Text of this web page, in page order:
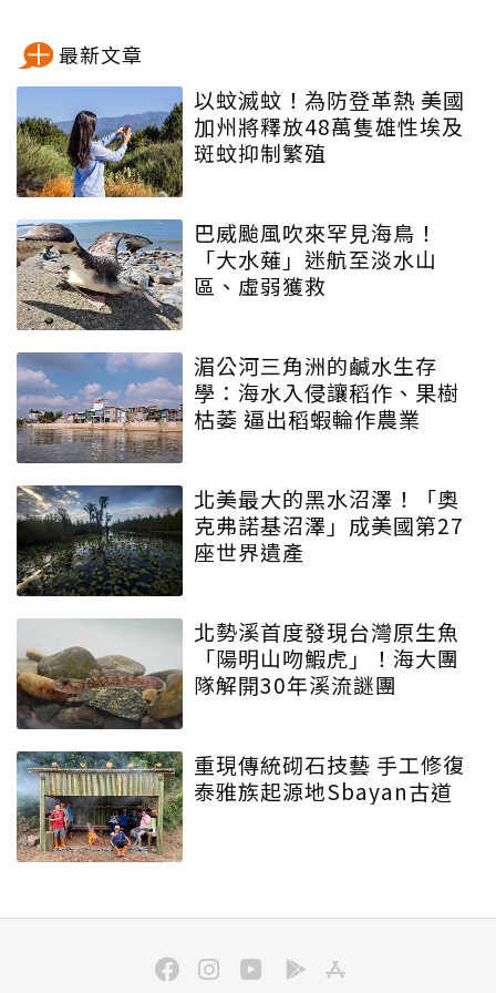
最新文章
以蚊滅蚊！為防登革熱 美國
加州將釋放48萬隻雄性埃及
斑蚊抑制繁殖
巴威颱風吹來罕見海鳥！
「大水薙」迷航至淡水山
區、虛弱獲救
湄公河三角洲的鹹水生存
學：海水入侵讓稻作、果樹
枯萎 逼出稻蝦輪作農業
北美最大的黑水沼澤！「奧
克弗諾基沼澤」成美國第27
座世界遺產
北勢溪首度發現台灣原生魚
「陽明山吻鰕虎」！海大團
隊解開30年溪流謎團
重現傳統砌石技藝 手工修復
泰雅族起源地Sbayan古道